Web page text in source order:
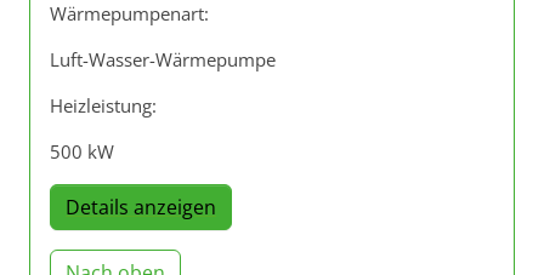
Wärmepumpenart:
Luft-Wasser-Wärmepumpe
Heizleistung:
500 kW
Details anzeigen